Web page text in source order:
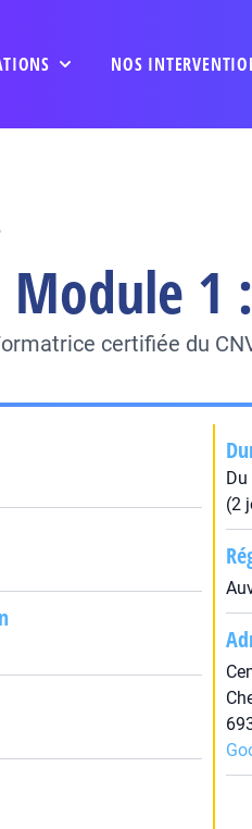
NOS
Module
certifiée du
(2